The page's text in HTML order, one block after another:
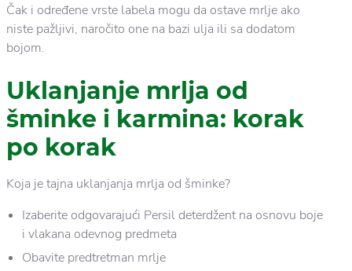
Čak i određene vrste labela mogu da ostave mrlje ako
niste pažljivi, naročito one na bazi ulja ili sa dodatom
bojom.
Uklanjanje mrlja od
šminke i karmina: korak
po korak
Koja je tajna uklanjanja mrlja od šminke?
Izaberite odgovarajući Persil deterdžent na osnovu boje
i vlakana odevnog predmeta
Obavite predtretman mrlje